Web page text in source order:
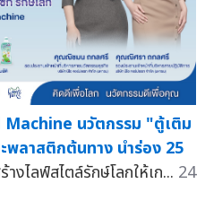
Machine นวัตกรรม "ตู้เติม
พลาสติกต้นทาง นำร่อง 25
งไลฟ์สไตล์รักษ์โลกให้เก... 24